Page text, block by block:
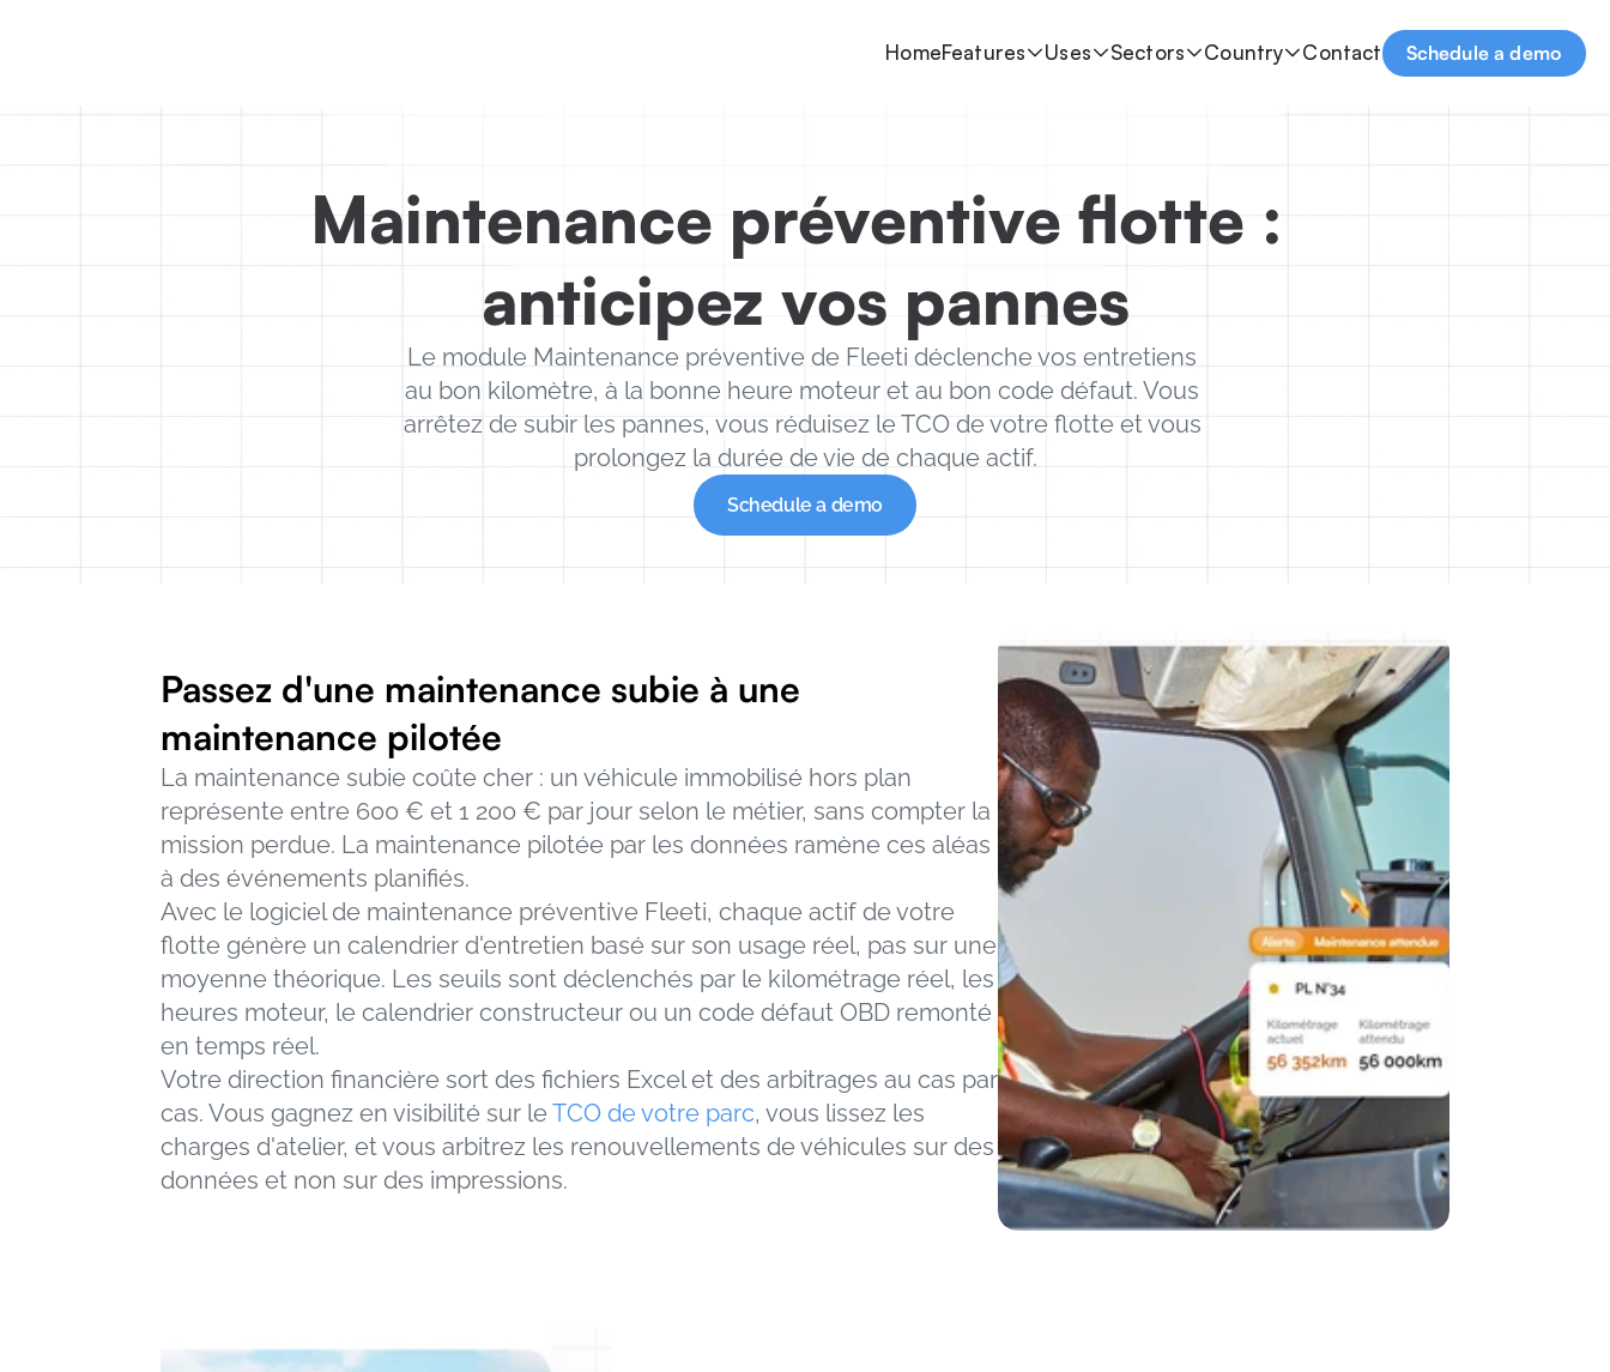
HomeFeatures Uses Sectors Country Contact Schedule a demo
Maintenance préventive flotte :
anticipez vos pannes
Le module Maintenance préventive de Fleeti déclenche vos entretiens
au bon kilomètre, à la bonne heure moteur et au bon code défaut. Vous
arrêtez de subir les pannes, vous réduisez le TCO de votre flotte et vous
prolongez la durée de vie de chaque actif.
Schedule a demo
Passez d'une maintenance subie à une
maintenance pilotée
La maintenance subie coûte cher : un véhicule immobilisé hors plan
représente entre 600 € et 1 200 € par jour selon le métier, sans compter la
mission perdue. La maintenance pilotée par les données ramène ces aléas
à des événements planifiés.
Avec le logiciel de maintenance préventive Fleeti, chaque actif de votre
flotte génère un calendrier d'entretien basé sur son usage réel, pas sur une
moyenne théorique. Les seuils sont déclenchés par le kilométrage réel, les
heures moteur, le calendrier constructeur ou un code défaut OBD remonté
en temps réel.
Votre direction financière sort des fichiers Excel et des arbitrages au cas par
cas. Vous gagnez en visibilité sur le TCO de votre parc, vous lissez les
charges d'atelier, et vous arbitrez les renouvellements de véhicules sur des
données et non sur des impressions.